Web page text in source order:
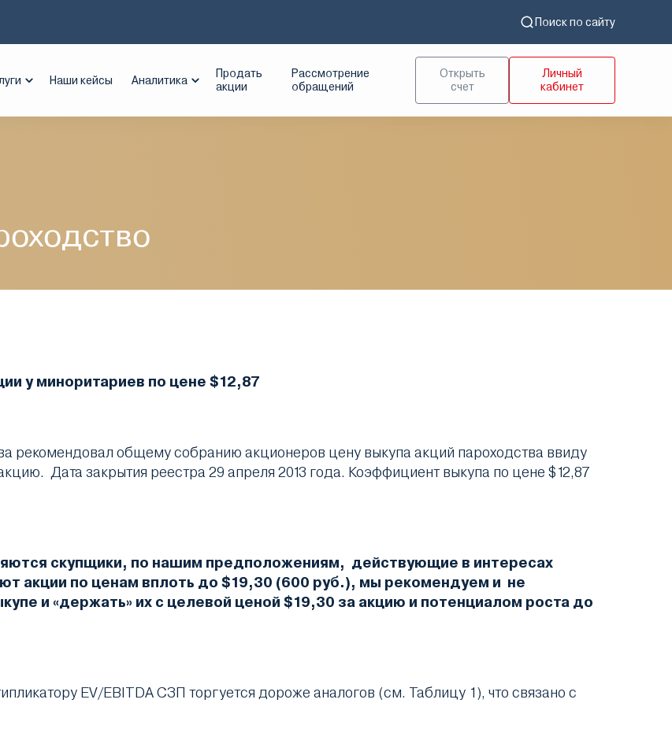
Поиск по сайту
Наши кейсы Аналитика
Продать
акции
Рассмотрение
обращений
Открыть
счет
Личный
кабинет
Пароходство
у миноритариев по цене $12,87
рекомендовал общему собранию акционеров цену выкупа акций пароходства ввиду
Дата закрытия реестра 29 апреля 2013 года. Коэффициент выкупа по цене $12,87
скупщики, по нашим предположениям, действующие в интересах
акции по ценам вплоть до $19,30 (600 руб.), мы рекомендуем и не
и «держать» их с целевой ценой $19,30 за акцию и потенциалом роста до
EV/EBITDA СЗП торгуется дороже аналогов (см. Таблицу 1), что связано с